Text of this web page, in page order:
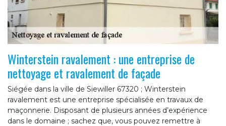
Winterstein ravalement : une entreprise de
nettoyage et ravalement de façade
Siégée dans la ville de Siewiller 67320 ; Winterstein
ravalement est une entreprise spécialisée en travaux de
maçonnerie. Disposant de plusieurs années d’expérience
dans le domaine ; sachez que, vous pouvez remettre à